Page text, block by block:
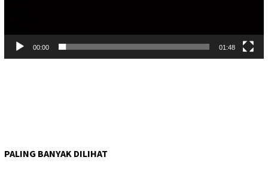
00:00 01:48
PALING BANYAK DILIHAT